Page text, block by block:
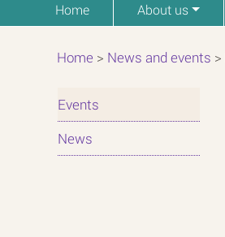
Home About us
Home > News and events >
Events
News